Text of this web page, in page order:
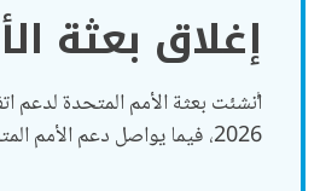
إغلاق بعثة
2026، فيما يواصل دعم الأمم المتحدة لجهود السلام في اليمن تحت قيادة